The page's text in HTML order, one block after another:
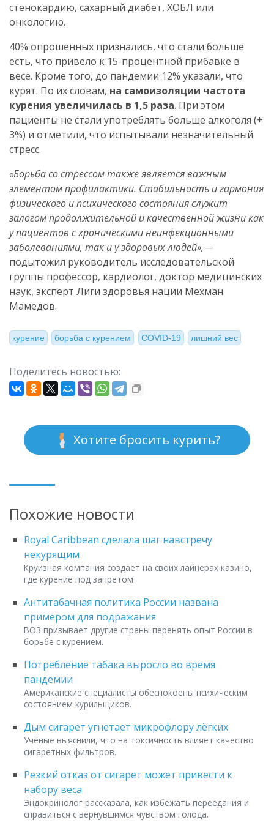
стенокардию, сахарный диабет, ХОБЛ или
онкологию.
40% опрошенных признались, что стали больше
есть, что привело к 15-процентной прибавке в
весе. Кроме того, до пандемии 12% указали, что
курят. По их словам, на самоизоляции частота
курения увеличилась в 1,5 раза. При этом
пациенты не стали употреблять больше алкоголя (+
3%) и отметили, что испытывали незначительный
стресс.
«Борьба со стрессом также является важным
элементом профилактики. Стабильность и гармония
физического и психического состояния служит
залогом продолжительной и качественной жизни как
у пациентов с хроническими неинфекционными
заболеваниями, так и у здоровых людей»,—
подытожил руководитель исследовательской
группы профессор, кардиолог, доктор медицинских
наук, эксперт Лиги здоровья нации Мехман
Мамедов.
курение борьба с курением COVID-19 лишний вес
Поделитесь новостью:
Хотите бросить курить?
Похожие новости
Royal Caribbean сделала шаг навстречу
некурящим
Круизная компания создает на своих лайнерах казино,
где курение под запретом
Антитабачная политика России названа
примером для подражания
ВОЗ призывает другие страны перенять опыт России в
борьбе с курением.
Потребление табака выросло во время
пандемии
Американские специалисты обеспокоены психическим
состоянием курильщиков.
Дым сигарет угнетает микрофлору лёгких
Учёные выяснили, что на токсичность влияет качество
сигаретных фильтров.
Резкий отказ от сигарет может привести к
набору веса
Эндокринолог рассказала, как избежать переедания и
справиться с вернувшимся чувством голода.